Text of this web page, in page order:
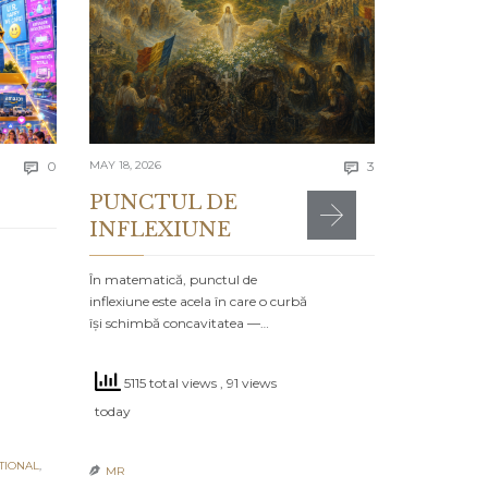
 0 Comments
,
MAY 18, 2026  3
PUNCTUL DE
INFLEXIUNE
În matematică, punctul de
inflexiune este acela în care o curbă
își schimbă concavitatea —…
5115 total views , 91 views
today
 MR